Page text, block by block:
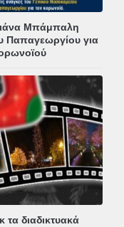
Μπάμπαλη
Παπαγεωργίου για
διαδικτυακά